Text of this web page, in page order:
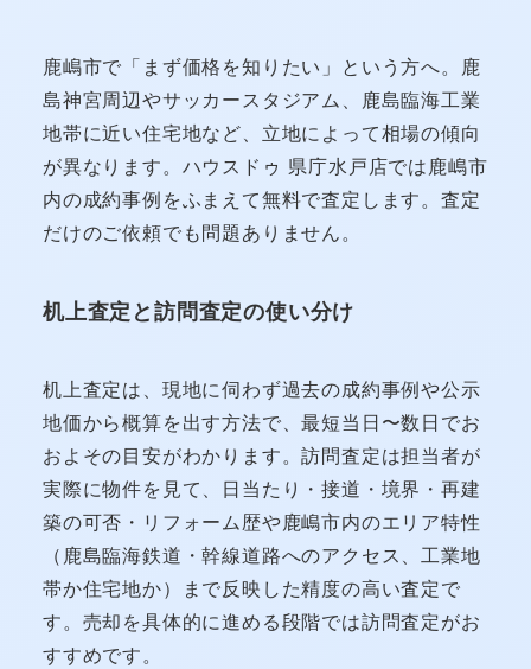
鹿嶋市で「まず価格を知りたい」という方へ。鹿
島神宮周辺やサッカースタジアム、鹿島臨海工業
地帯に近い住宅地など、立地によって相場の傾向
が異なります。ハウスドゥ 県庁水戸店では鹿嶋市
内の成約事例をふまえて無料で査定します。査定
だけのご依頼でも問題ありません。
机上査定と訪問査定の使い分け
机上査定は、現地に伺わず過去の成約事例や公示
地価から概算を出す方法で、最短当日〜数日でお
およその目安がわかります。訪問査定は担当者が
実際に物件を見て、日当たり・接道・境界・再建
築の可否・リフォーム歴や鹿嶋市内のエリア特性
（鹿島臨海鉄道・幹線道路へのアクセス、工業地
帯か住宅地か）まで反映した精度の高い査定で
す。売却を具体的に進める段階では訪問査定がお
すすめです。